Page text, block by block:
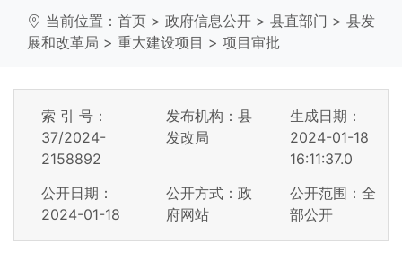
当前位置： 首页 > 政府信息公开 > 县直部门 > 县发
展和改革局 > 重大建设项目 > 项目审批
索 引 号：
37/2024-
2158892
发布机构：县
发改局
生成日期：
2024-01-18
16:11:37.0
公开日期：
2024-01-18
公开方式：政
府网站
公开范围：全
部公开